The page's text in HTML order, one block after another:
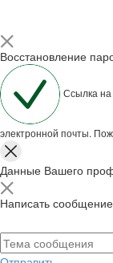
Восстановление
Ссылка
электронной почты.
Данные Вашего
Написать сообщение